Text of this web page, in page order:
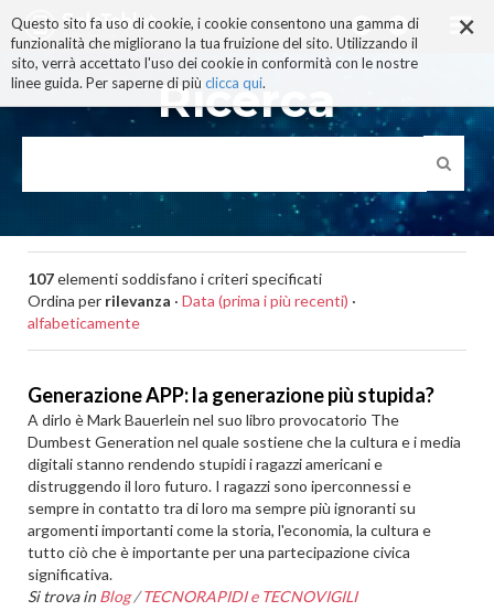
×
Questo sito fa uso di cookie, i cookie consentono una gamma di
funzionalità che migliorano la tua fruizione del sito. Utilizzando il
sito, verrà accettato l'uso dei cookie in conformità con le nostre
linee guida. Per saperne di più clicca qui.
ai
contenuti.
|
alla
navigazione
Ricerca
107elementi soddisfano i criteri specificati
Ordina per rilevanza · Data (prima i più recenti) ·
alfabeticamente
Generazione APP: la generazione più stupida?
A dirlo è Mark Bauerlein nel suo libro provocatorio The
Dumbest Generation nel quale sostiene che la cultura e i media
digitali stanno rendendo stupidi i ragazzi americani e
distruggendo il loro futuro. I ragazzi sono iperconnessi e
sempre in contatto tra di loro ma sempre più ignoranti su
argomenti importanti come la storia, l'economia, la cultura e
tutto ciò che è importante per una partecipazione civica
significativa.
Si trova in Blog /TECNORAPIDI e TECNOVIGILI